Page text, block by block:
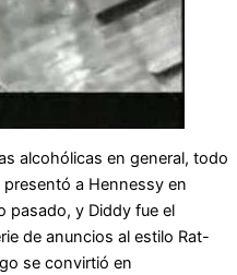
alcohólicas en general, todo
a Hennessy en
pasado, y Diddy fue el
de anuncios al estilo Rat-
se convirtió en